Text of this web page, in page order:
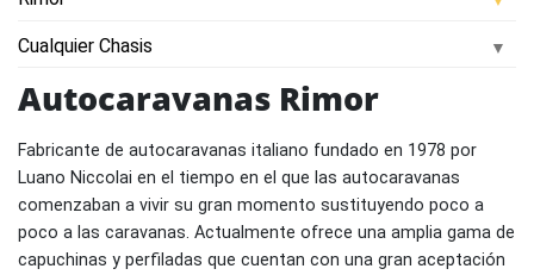
Autocaravanas Rimor
Fabricante de autocaravanas italiano fundado en 1978 por
Luano Niccolai en el tiempo en el que las autocaravanas
comenzaban a vivir su gran momento sustituyendo poco a
poco a las caravanas. Actualmente ofrece una amplia gama de
capuchinas y perfiladas que cuentan con una gran aceptación